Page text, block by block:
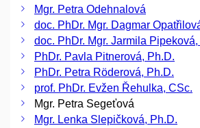
Mgr. Petra Odehnalová
doc. PhDr. Mgr. Dagmar
doc. PhDr. Mgr. Jarmila Pipeková,
PhDr. Pavla Pitnerová, Ph.D.
PhDr. Petra Röderová, Ph.D.
prof. PhDr. Evžen Řehulka, CSc.
Mgr. Petra Segeťová
Mgr. Lenka Slepičková, Ph.D.